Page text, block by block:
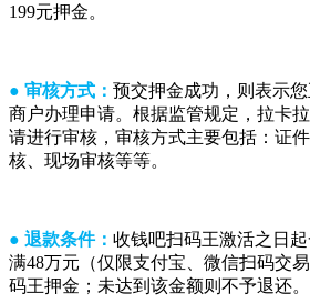
199元押金。
● 审核方式： 预交押金成功，则表示
商户办理申请。根据监管规定，拉卡
请进行审核，审核方式主要包括：证
核、现场审核等等。
● 退款条件： 收钱吧扫码王激活之日
满48万元（仅限支付宝、微信扫码交
码王押金；未达到该金额则不予退还。